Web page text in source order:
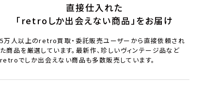
直接仕入れた
「retroしか出会えない商品」をお届け
5万人以上のretro買取・委託販売ユーザーから直接依頼され
た商品を厳選しています。最新作、珍しいヴィンテージ品など
retroでしか出会えない商品も多数販売しています。